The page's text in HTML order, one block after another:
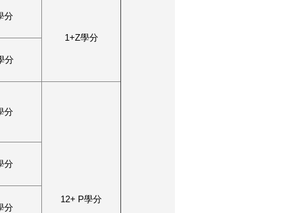
分
1+Z學分
分
分
12+ P學分
分
分